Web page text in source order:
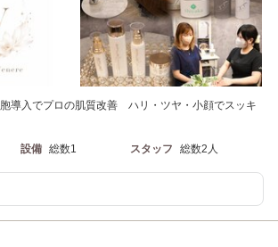
入でプロの肌質改善 ハリ・ツヤ・小顔でスッキ
設備 総数1 スタッフ 総数2人